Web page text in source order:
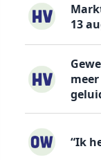
13
“Ik